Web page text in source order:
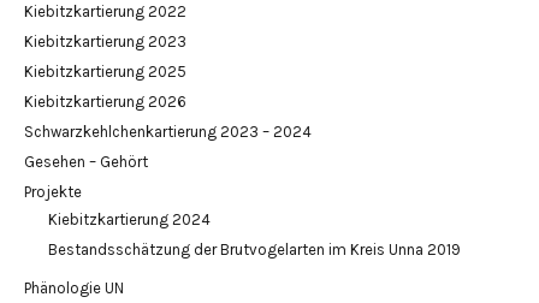
Kiebitzkartierung 2022
Kiebitzkartierung 2023
Kiebitzkartierung 2025
Kiebitzkartierung 2026
Schwarzkehlchenkartierung 2023 – 2024
Gesehen – Gehört
Projekte
Kiebitzkartierung 2024
Bestandsschätzung der Brutvogelarten im Kreis Unna 2019
Phänologie UN